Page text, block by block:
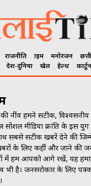
राजनीति क्राइम मनोरंजन
देश-दुनिया
खेल हेल्थ
की नींव हमने सटीक,
मीडिया क्रांति के इस
सबसे सटीक खबरें देने की
के लिए कहीं और जाने की
में हम आपको आगे रखें, यह
भी है। जनसराेकार के लिए